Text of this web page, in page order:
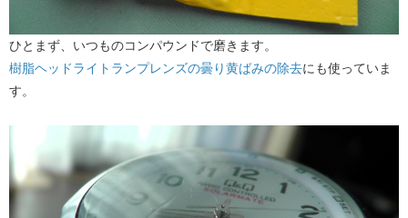
ひとまず、いつものコンパウンドで磨きます。
樹脂ヘッドライトランプレンズの曇り黄ばみの除去にも使っていま
す。